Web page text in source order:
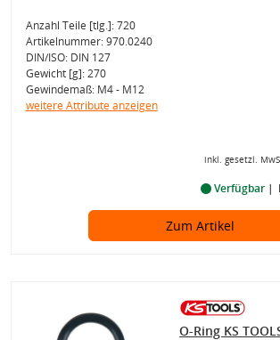
Anzahl Teile [tlg.]: 720
Artikelnummer: 970.0240
DIN/ISO: DIN 127
Gewicht [g]: 270
Gewindemaß: M4 - M12
weitere Attribute anzeigen
inkl. gesetzl.
Verfügbar
Zum Artikel
O-Ring KS